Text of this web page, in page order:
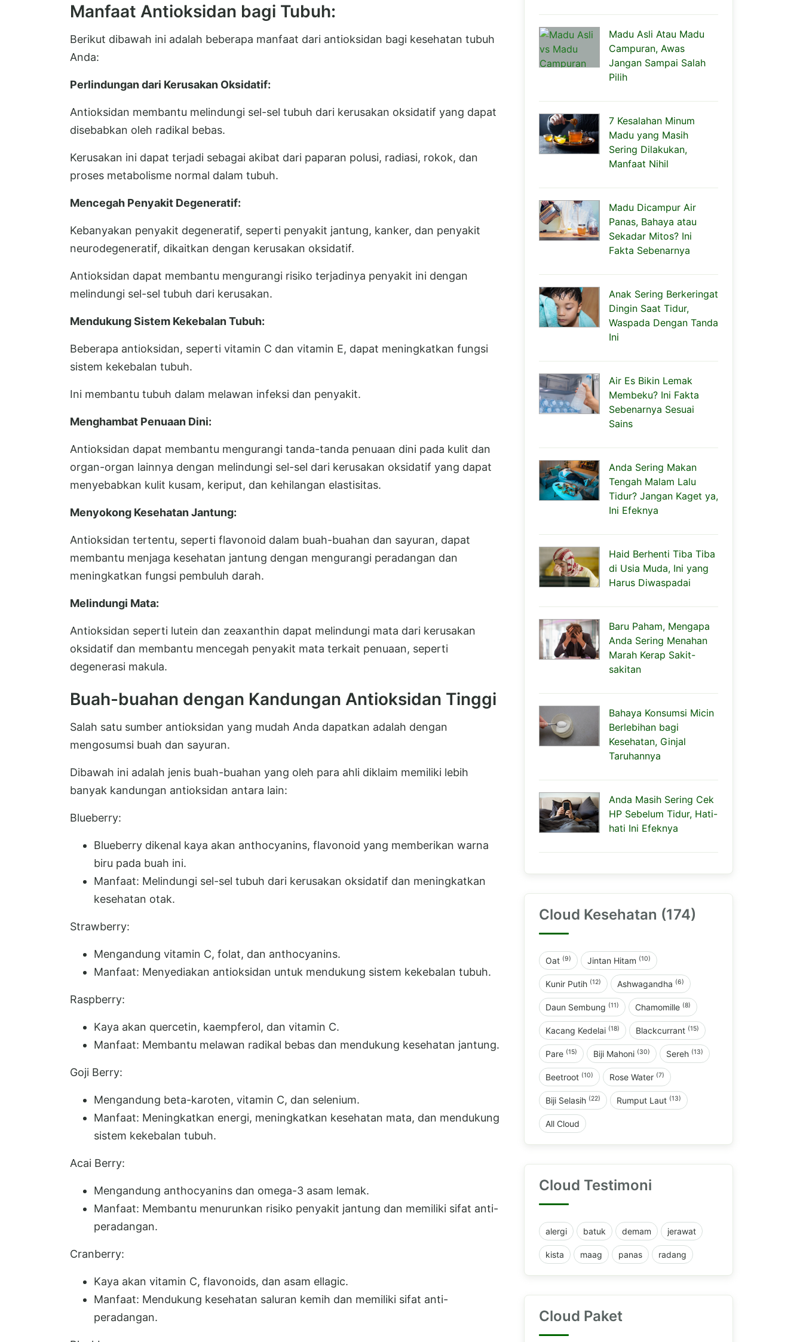
Manfaat Antioksidan bagi Tubuh:
Berikut dibawah ini adalah beberapa manfaat dari antioksidan bagi kesehatan tubuh
Anda:
Perlindungan dari Kerusakan Oksidatif:
Antioksidan membantu melindungi sel-sel tubuh dari kerusakan oksidatif yang dapat
disebabkan oleh radikal bebas.
Kerusakan ini dapat terjadi sebagai akibat dari paparan polusi, radiasi, rokok, dan
proses metabolisme normal dalam tubuh.
Mencegah Penyakit Degeneratif:
Kebanyakan penyakit degeneratif, seperti penyakit jantung, kanker, dan penyakit
neurodegeneratif, dikaitkan dengan kerusakan oksidatif.
Antioksidan dapat membantu mengurangi risiko terjadinya penyakit ini dengan
melindungi sel-sel tubuh dari kerusakan.
Mendukung Sistem Kekebalan Tubuh:
Beberapa antioksidan, seperti vitamin C dan vitamin E, dapat meningkatkan fungsi
sistem kekebalan tubuh.
Ini membantu tubuh dalam melawan infeksi dan penyakit.
Menghambat Penuaan Dini:
Antioksidan dapat membantu mengurangi tanda-tanda penuaan dini pada kulit dan
organ-organ lainnya dengan melindungi sel-sel dari kerusakan oksidatif yang dapat
menyebabkan kulit kusam, keriput, dan kehilangan elastisitas.
Menyokong Kesehatan Jantung:
Antioksidan tertentu, seperti flavonoid dalam buah-buahan dan sayuran, dapat
membantu menjaga kesehatan jantung dengan mengurangi peradangan dan
meningkatkan fungsi pembuluh darah.
Melindungi Mata:
Antioksidan seperti lutein dan zeaxanthin dapat melindungi mata dari kerusakan
oksidatif dan membantu mencegah penyakit mata terkait penuaan, seperti
degenerasi makula.
Buah-buahan dengan Kandungan Antioksidan Tinggi
Salah satu sumber antioksidan yang mudah Anda dapatkan adalah dengan
mengosumsi buah dan sayuran.
Dibawah ini adalah jenis buah-buahan yang oleh para ahli diklaim memiliki lebih
banyak kandungan antioksidan antara lain:
Blueberry:
Blueberry dikenal kaya akan anthocyanins, flavonoid yang memberikan warna
biru pada buah ini.
Manfaat: Melindungi sel-sel tubuh dari kerusakan oksidatif dan meningkatkan
kesehatan otak.
Strawberry:
Mengandung vitamin C, folat, dan anthocyanins.
Manfaat: Menyediakan antioksidan untuk mendukung sistem kekebalan tubuh.
Raspberry:
Kaya akan quercetin, kaempferol, dan vitamin C.
Manfaat: Membantu melawan radikal bebas dan mendukung kesehatan jantung.
Goji Berry:
Mengandung beta-karoten, vitamin C, dan selenium.
Manfaat: Meningkatkan energi, meningkatkan kesehatan mata, dan mendukung
sistem kekebalan tubuh.
Acai Berry:
Mengandung anthocyanins dan omega-3 asam lemak.
Manfaat: Membantu menurunkan risiko penyakit jantung dan memiliki sifat anti-
peradangan.
Cranberry:
Kaya akan vitamin C, flavonoids, dan asam ellagic.
Manfaat: Mendukung kesehatan saluran kemih dan memiliki sifat anti-
peradangan.
Madu Asli Atau Madu
Campuran, Awas
Jangan Sampai Salah
Pilih
7 Kesalahan Minum
Madu yang Masih
Sering Dilakukan,
Manfaat Nihil
Madu Dicampur Air
Panas, Bahaya atau
Sekadar Mitos? Ini
Fakta Sebenarnya
Anak Sering Berkeringat
Dingin Saat Tidur,
Waspada Dengan Tanda
Ini
Air Es Bikin Lemak
Membeku? Ini Fakta
Sebenarnya Sesuai
Sains
Anda Sering Makan
Tengah Malam Lalu
Tidur? Jangan Kaget ya,
Ini Efeknya
Haid Berhenti Tiba Tiba
di Usia Muda, Ini yang
Harus Diwaspadai
Baru Paham, Mengapa
Anda Sering Menahan
Marah Kerap Sakit-
sakitan
Bahaya Konsumsi Micin
Berlebihan bagi
Kesehatan, Ginjal
Taruhannya
Anda Masih Sering Cek
HP Sebelum Tidur, Hati-
hati Ini Efeknya
Cloud Kesehatan (174)
Oat (9) Jintan Hitam (10)
Kunir Putih (12) Ashwagandha (6)
Daun Sembung (11) Chamomille (8)
Kacang Kedelai (18) Blackcurrant (15)
Pare (15) Biji Mahoni (30) Sereh (13)
Beetroot (10) Rose Water (7)
Biji Selasih (22) Rumput Laut (13)
All Cloud
Cloud Testimoni
alergi batuk demam jerawat
kista maag panas radang
Cloud Paket